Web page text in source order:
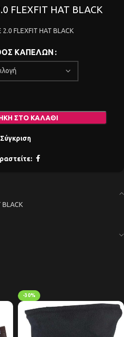
FLEXFIT HAT BLACK
2.0 FLEXFIT HAT BLACK
ΚΑΠΕΛΩΝ
ΣΤΟ ΚΑΛΆΘΙ
Σύγκριση
BLACK
-30%